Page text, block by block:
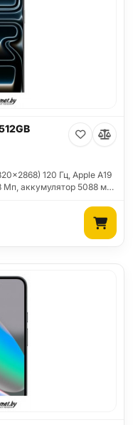
120 Гц, Apple A19
Мп, аккумулятор 5088 м…